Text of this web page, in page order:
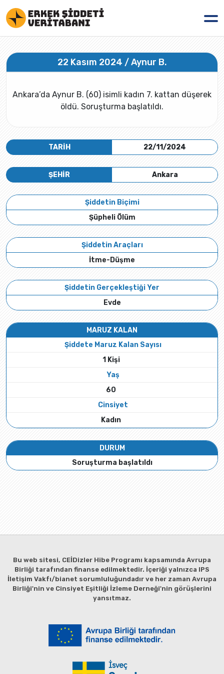
22 Kasım 2024 / Aynur B.
Ankara’da Aynur B. (60) isimli kadın 7. kattan düşerek
öldü. Soruşturma başlatıldı.
TARİH 22/11/2024
Ankara
ŞEHİR
Şiddetin Biçimi
Şüpheli Ölüm
Şiddetin Araçları
İtme-Düşme
Şiddetin Gerçekleştiği Yer
Evde
MARUZ KALAN
Şiddete Maruz Kalan Sayısı
1 Kişi
Yaş
60
Cinsiyet
Kadın
DURUM
Soruşturma başlatıldı
Bu web sitesi, CEİDizler Hibe Programı kapsamında Avrupa
Birliği tarafından finanse edilmektedir. İçeriği yalnızca IPS
İletişim Vakfı/bianet sorumluluğundadır ve her zaman Avrupa
Birliği'nin ve Cinsiyet Eşitliği İzleme Derneği'nin görüşlerini
yansıtmaz.